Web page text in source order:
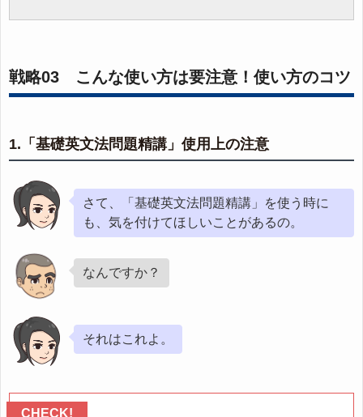
戦略03 こんな使い方は要注意！使い方のコツ
1.「基礎英文法問題精講」使用上の注意
さて、「基礎英文法問題精講」を使う時に
も、気を付けてほしいことがあるの。
なんですか？
それはこれよ。